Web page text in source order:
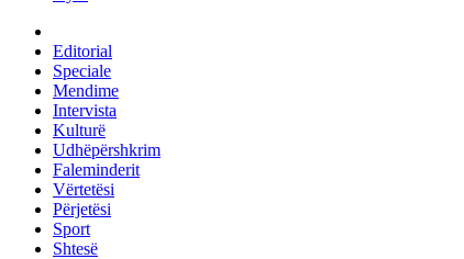
Editorial
Speciale
Mendime
Intervista
Kulturë
Udhëpërshkrim
Faleminderit
Vërtetësi
Përjetësi
Sport
Shtesë